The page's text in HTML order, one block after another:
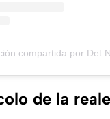
compartida por Det
de la